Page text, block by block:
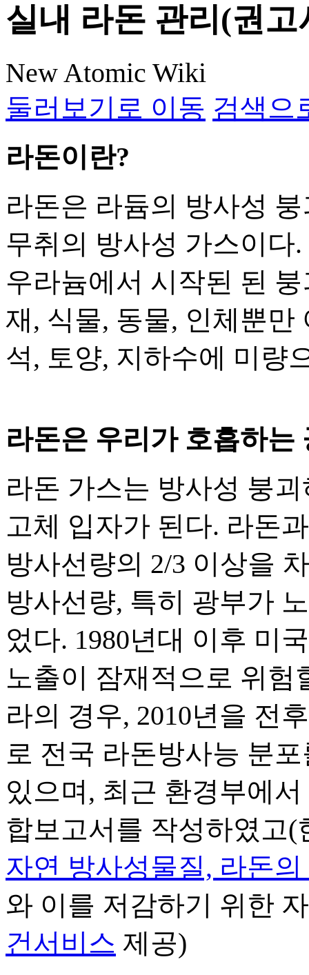
실내 라돈 관리(권고
New Atomic Wiki
둘러보기로 이동 검색으
라돈이란?
라돈은 라듐의 방사성
무취의 방사성 가스이다
우라늄에서 시작된 된
재, 식물, 동물, 인체뿐만
석, 토양, 지하수에 미량
라돈은 우리가 호흡하는
라돈 가스는 방사성 붕
고체 입자가 된다. 라돈
방사선량의 2/3 이상을
방사선량, 특히 광부가
었다. 1980년대 이후 미
노출이 잠재적으로 위험
라의 경우, 2010년을 전
로 전국 라돈방사능 분
있으며, 최근 환경부에
합보고서를 작성하였고
자연 방사성물질, 라돈
와 이를 저감하기 위한
건서비스 제공)